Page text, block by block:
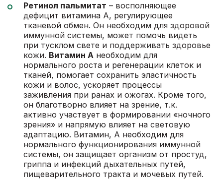
Ретинол пальмитат – восполняющее
дефицит витамина A, регулирующее
тканевой обмен. Он необходим для здоровой
иммунной системы, может помочь видеть
при тусклом свете и поддерживать здоровье
кожи. Витамин А необходим для
нормального роста и регенерации клеток и
тканей, помогает сохранить эластичность
кожи и волос, ускоряет процессы
заживления при ранах и ожогах. Кроме того,
он благотворно влияет на зрение, т.к.
активно участвует в формировании «ночного
зрения» и напрямую влияет на световую
адаптацию. Витамин, А необходим для
нормального функционирования иммунной
системы, он защищает организм от простуд,
гриппа и инфекций дыхательных путей,
пищеварительного тракта и мочевых путей.